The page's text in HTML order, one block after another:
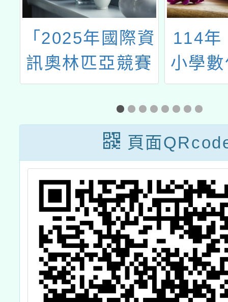
「2025年國際資
訊奧林匹亞競賽
選訓營」初選
114年
小學
進方
能研
學習
頁面